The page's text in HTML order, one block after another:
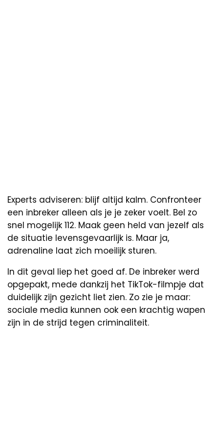
Experts adviseren: blijf altijd kalm. Confronteer
een inbreker alleen als je je zeker voelt. Bel zo
snel mogelijk 112. Maak geen held van jezelf als
de situatie levensgevaarlijk is. Maar ja,
adrenaline laat zich moeilijk sturen.
In dit geval liep het goed af. De inbreker werd
opgepakt, mede dankzij het TikTok-filmpje dat
duidelijk zijn gezicht liet zien. Zo zie je maar:
sociale media kunnen ook een krachtig wapen
zijn in de strijd tegen criminaliteit.